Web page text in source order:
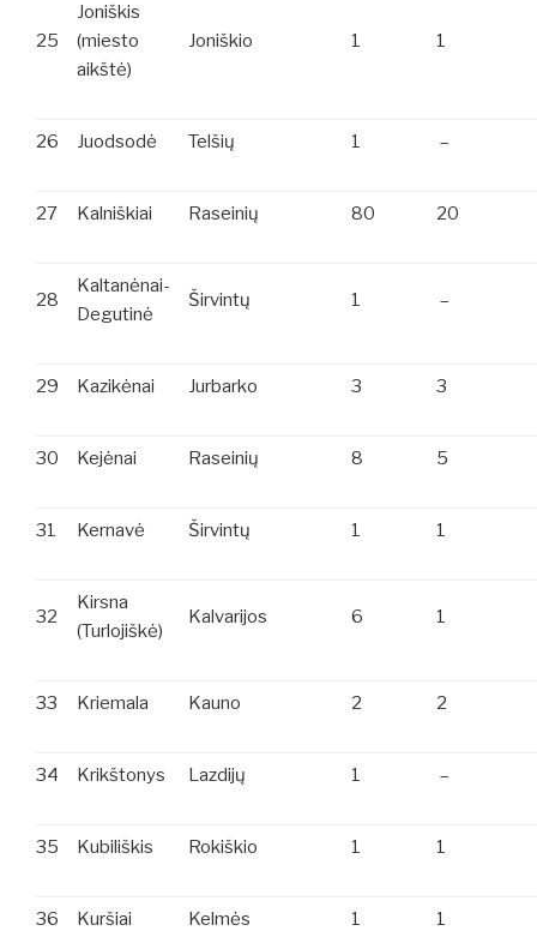
25
Joniškis
(miesto
aikštė)
Joniškio 1 1
26 Juodsodė Telšių 1 –
27 Kalniškiai Raseinių 80 20
28
Kaltanėnai-
Degutinė
Širvintų 1 –
29 Kazikėnai Jurbarko 3 3
30 Kejėnai Raseinių 8 5
31 Kernavė Širvintų 1 1
32
Kirsna
(Turlojiškė)
Kalvarijos 6 1
33 Kriemala Kauno 2 2
34 Krikštonys Lazdijų 1 –
35 Kubiliškis Rokiškio 1 1
36 Kuršiai Kelmės 1 1